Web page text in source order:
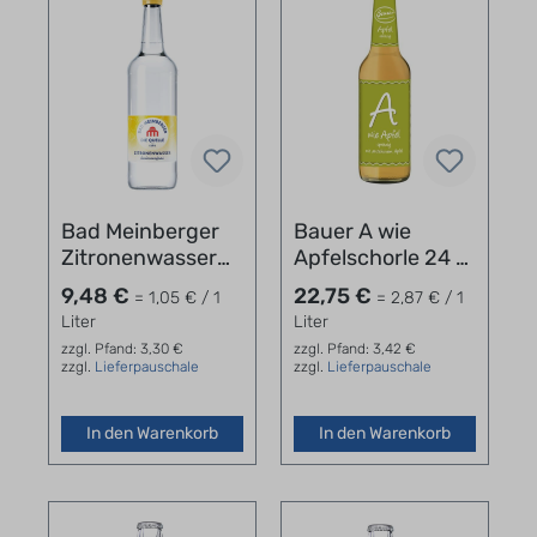
Bad Meinberger
Zitronenwasser
12 x 0,75 l
9,48 € = 1,05 € / 1
Liter
zzgl. Pfand: 3,30 €
zzgl. Lieferpauschale
In den Warenkorb
Bauer A wie
Apfelschorle 24 x
0,33 l
22,75 € = 2,87 € / 1
Liter
zzgl. Pfand: 3,42 €
zzgl. Lieferpauschale
In den Warenkorb